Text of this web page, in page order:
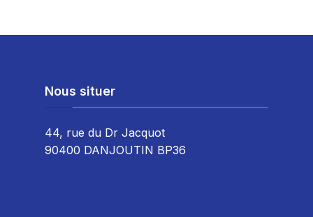
Nous situer
44, rue du Dr Jacquot
90400 DANJOUTIN BP36